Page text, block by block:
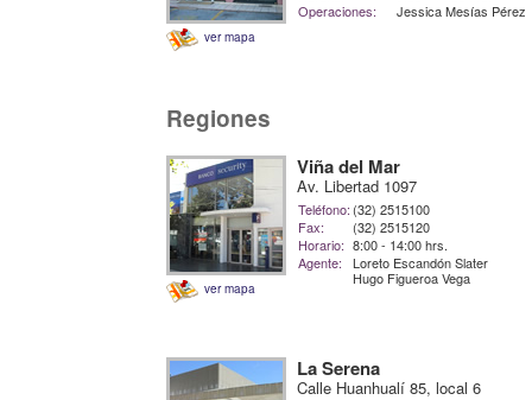
ver mapa
Operaciones:
Jessica Mesías Pérez
Regiones
ver mapa
Viña del Mar
Av. Libertad 1097
Teléfono: (32) 2515100
Fax:
(32) 2515120
Horario: 8:00 - 14:00 hrs.
Agente:
Loreto Escandón Slater
Hugo Figueroa Vega
La Serena
Calle Huanhualí 85, local 6